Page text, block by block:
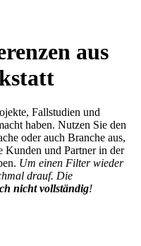
aus
Fallstudien und
haben. Nutzen Sie den
oder auch Branche aus,
Kunden und Partner in der
Um einen Filter wieder
drauf. Die
nicht vollständig!